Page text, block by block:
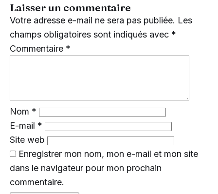
Laisser un commentaire
Votre adresse e-mail ne sera pas publiée. Les
champs obligatoires sont indiqués avec *
Commentaire *
Nom *
E-mail *
Site web
Enregistrer mon nom, mon e-mail et mon site
dans le navigateur pour mon prochain
commentaire.